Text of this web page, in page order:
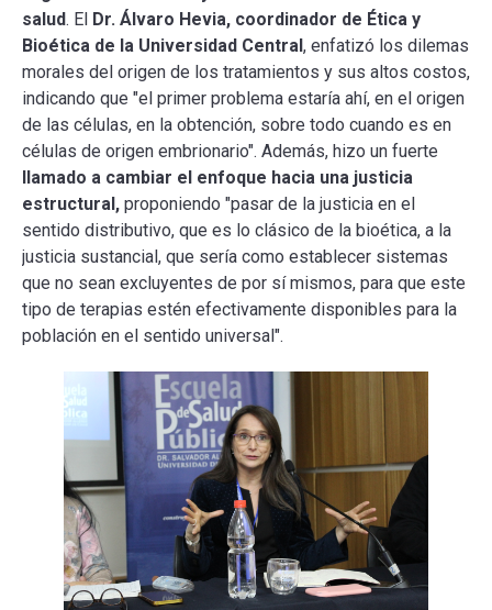
salud. El Dr. Álvaro Hevia, coordinador de Ética y
Bioética de la Universidad Central, enfatizó los dilemas
morales del origen de los tratamientos y sus altos costos,
indicando que "el primer problema estaría ahí, en el origen
de las células, en la obtención, sobre todo cuando es en
células de origen embrionario". Además, hizo un fuerte
llamado a cambiar el enfoque hacia una justicia
estructural, proponiendo "pasar de la justicia en el
sentido distributivo, que es lo clásico de la bioética, a la
justicia sustancial, que sería como establecer sistemas
que no sean excluyentes de por sí mismos, para que este
tipo de terapias estén efectivamente disponibles para la
población en el sentido universal".